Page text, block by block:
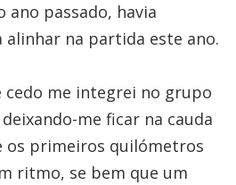
ano passado, havia
alinhar na partida este ano.
cedo me integrei no grupo
me ficar na cauda
os primeiros quilómetros
ritmo, se bem que um